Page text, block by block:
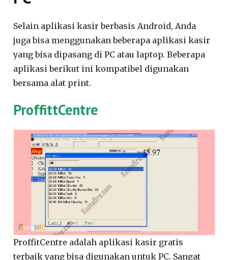
Selain aplikasi kasir berbasis Android, Anda
juga bisa menggunakan beberapa aplikasi kasir
yang bisa dipasang di PC atau laptop. Beberapa
aplikasi berikut ini kompatibel digunakan
bersama alat print.
ProffittCentre
ProffitCentre adalah aplikasi kasir gratis
terbaik yang bisa digunakan untuk PC. Sangat